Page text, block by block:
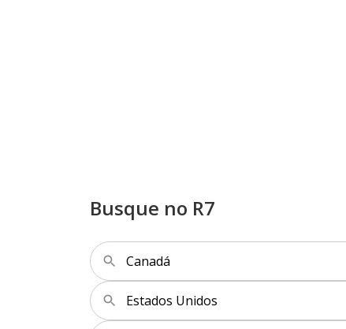
Busque no R7
Canadá
Estados Unidos